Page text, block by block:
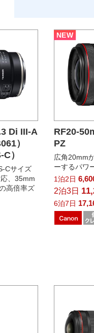
Di III-A
）
）
Cサイズ
、35mm
高倍率ズ
RF20-
PZ
広角20mm
ーするパワ
1泊2日
2泊3日
6泊7日
NEW